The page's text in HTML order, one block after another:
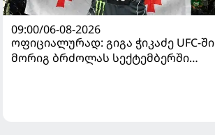
09:00/06-08-2026
ოფიციალურად: გიგა ჭიკაძე UFC-ში
მორიგ ბრძოლას სექტემბერში